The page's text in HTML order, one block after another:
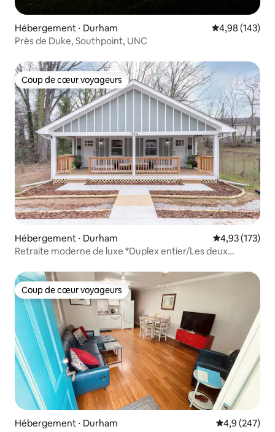
Hébergement ⋅ Durham Évaluation
4,98 (143)
Près de Duke, Southpoint, UNC
Coup de cœur voyageurs
Coup de cœur voyageurs
Hébergement ⋅ Durham Évaluation
4,93 (173)
Retraite moderne de luxe *Duplex entier/Les deux
Coup de cœur voyageurs
Coup de cœur voyageurs
Hébergement ⋅ Durham Évaluation
4,9 (247)